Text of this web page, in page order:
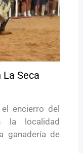
Seca
encierro del
localidad
ganadería de